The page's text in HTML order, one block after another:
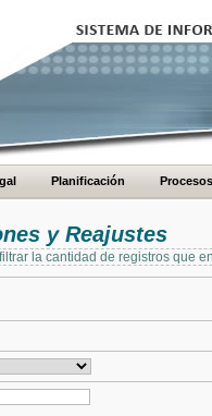
Planificación Procesos
y Reajustes
la cantidad de registros que